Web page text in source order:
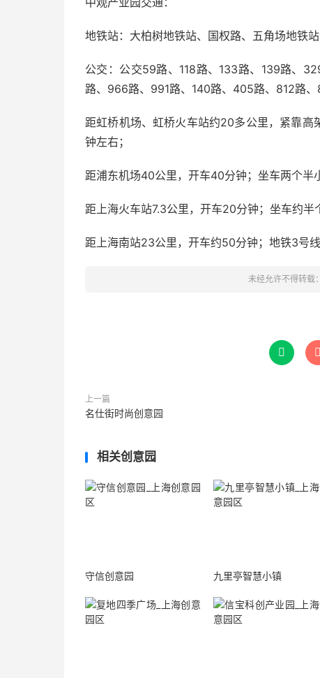
地铁站：大柏树地铁站、国权路、五角场地铁
公交：公交59路、118路、133路、139路、
路、966路、991路、140路、405路、812路、
距虹桥机场、虹桥火车站约20多公里，紧靠
钟左右；
距浦东机场40公里，开车40分钟；坐车两个半
距上海火车站7.3公里，开车20分钟；坐车约半
距上海南站23公里，开车约50分钟；地铁3号线
未经允许不得转载：
 
上一篇
名仕街时尚创意园
相关创意园
守信创意园 九里亭智慧小镇